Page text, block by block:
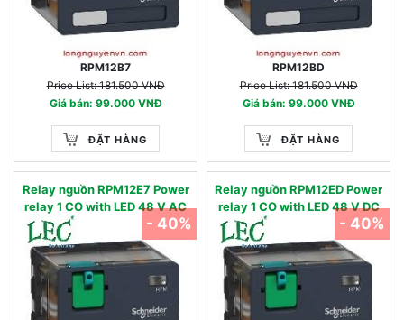
RPM12B7
Price List: 181.500 VNĐ
Giá bán: 99.000 VNĐ
ĐẶT HÀNG
RPM12BD
Price List: 181.500 VNĐ
Giá bán: 99.000 VNĐ
ĐẶT HÀNG
Relay nguồn RPM12E7 Power
relay 1 CO with LED 48 V AC
- 40%
Relay nguồn RPM12ED Power
relay 1 CO with LED 48 V DC
- 40%